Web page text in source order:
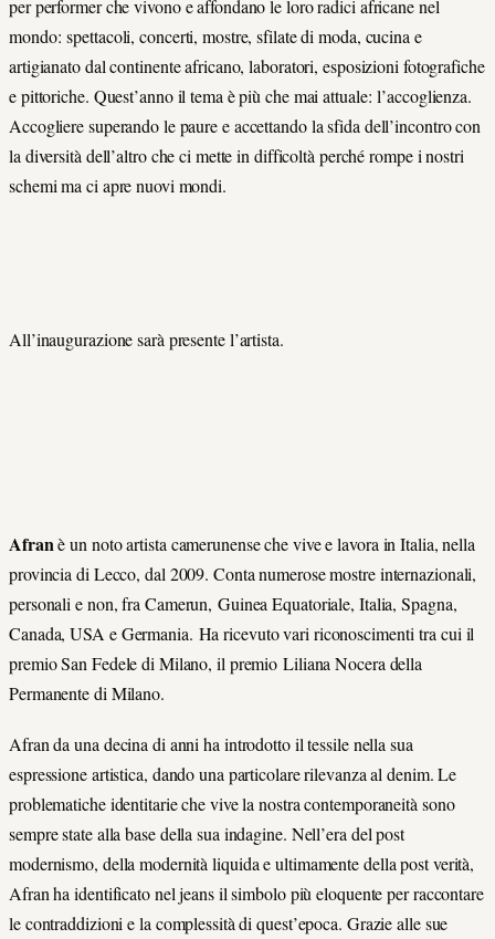
per performer che vivono e affondano le loro radici africane nel
mondo: spettacoli, concerti, mostre, sfilate di moda, cucina e
artigianato dal continente africano, laboratori, esposizioni fotografiche
e pittoriche. Quest’anno il tema è più che mai attuale: l’accoglienza.
Accogliere superando le paure e accettando la sfida dell’incontro con
la diversità dell’altro che ci mette in difficoltà perché rompe i nostri
schemi ma ci apre nuovi mondi.
All’inaugurazione sarà presente l’artista.
Afranè un noto artista camerunense che vive e lavora in Italia, nella
provincia di Lecco, dal 2009. Conta numerose mostre internazionali,
personali e non, fra Camerun, Guinea Equatoriale, Italia, Spagna,
Canada, USA e Germania. Ha ricevuto vari riconoscimenti tra cui il
premio San Fedele di Milano, il premio Liliana Nocera della
Permanente di Milano.
Afran da una decina di anni ha introdotto il tessile nella sua
espressione artistica, dando una particolare rilevanza al denim. Le
problematiche identitarie che vive la nostra contemporaneità sono
sempre state alla base della sua indagine. Nell’era del post
modernismo, della modernità liquida e ultimamente della post verità,
Afran ha identificato nel jeans il simbolo più eloquente per raccontare
le contraddizioni e la complessità di quest’epoca. Grazie alle sue